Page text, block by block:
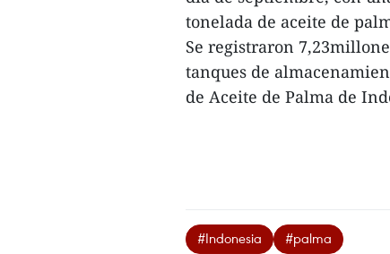
tonelada de aceite de
Se registraron
tanques de
de Aceite de Palma de
#Indonesia #palma